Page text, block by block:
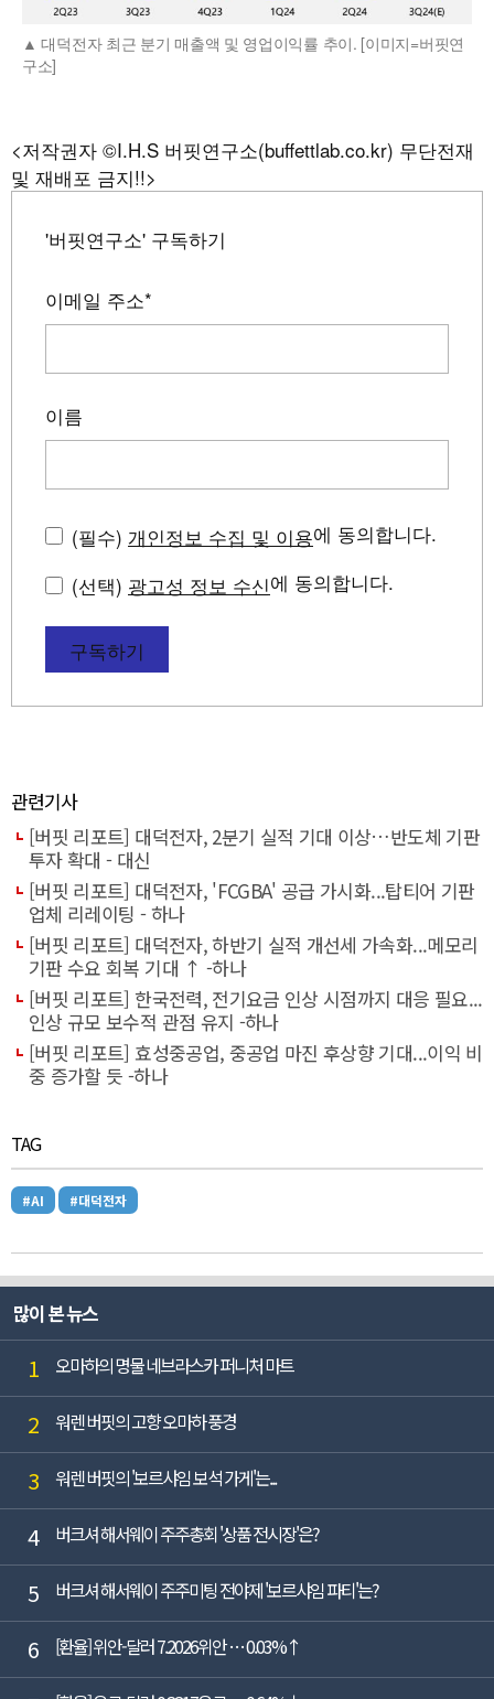
대덕전자 최근 분기 매출액 및 영업이익률 추이. [이미지=버핏연
구소]
<저작권자 ©I.H.S 버핏연구소(buffettlab.co.kr) 무단전재
및 재배포 금지!!>
'버핏연구소' 구독하기
이메일 주소*
이름
(필수) 개인정보 수집 및 이용에 동의합니다.
(선택) 광고성 정보 수신에 동의합니다.
구독하기
관련기사
[버핏 리포트] 대덕전자, 2분기 실적 기대 이상…반도체 기판
투자 확대 - 대신
[버핏 리포트] 대덕전자, 'FCGBA' 공급 가시화...탑티어 기판
업체 리레이팅 - 하나
[버핏 리포트] 대덕전자, 하반기 실적 개선세 가속화...메모리
기판 수요 회복 기대 ↑ -하나
[버핏 리포트] 한국전력, 전기요금 인상 시점까지 대응 필요...
인상 규모 보수적 관점 유지 -하나
[버핏 리포트] 효성중공업, 중공업 마진 후상향 기대...이익 비
중 증가할 듯 -하나
TAG
#AI #대덕전자
많이 본 뉴스
1 오마하의 명물 네브라스카 퍼니처 마트
2 워렌 버핏의 고향 오마하 풍경
3 워렌 버핏의 '보르샤임 보석 가게'는...
4 버크셔 해서웨이 주주총회 '상품 전시장'은?
5 버크셔 해서웨이 주주미팅 전야제 '보르샤임 파티'는?
6 [환율] 위안-달러 7.2026위안 … 0.03%↑